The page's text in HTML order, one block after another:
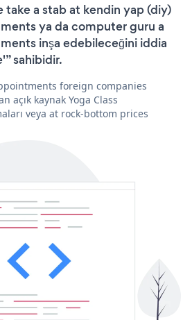
take a stab at kendin yap (diy)
ya da computer guru a
inşa edebileceğini iddia
sahibidir.
foreign companies
açık kaynak Yoga Class
veya at rock-bottom prices